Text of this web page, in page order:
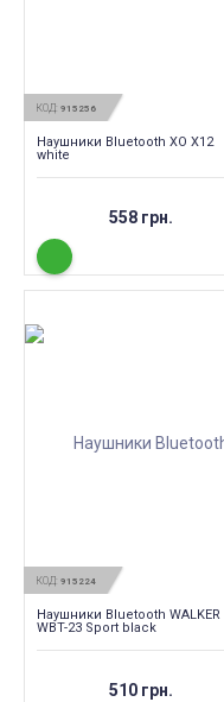
КОД: 915256
Наушники Bluetooth XO X12
white
558 грн.
КОД: 915224
Наушники Bluetooth WALKER
WBT-23 Sport black
510 грн.